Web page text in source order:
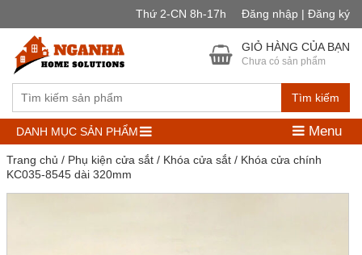
Thứ 2-CN 8h-17h Đăng nhập | Đăng ký
Tìm kiếm
GIỎ HÀNG CỦA BẠN
Chưa có sản phẩm
DANH MỤC SẢN PHẨM Menu
Trang chủ / Phụ kiện cửa sắt/ Khóa cửa sắt/ Khóa cửa chính
KC035-8545 dài 320mm